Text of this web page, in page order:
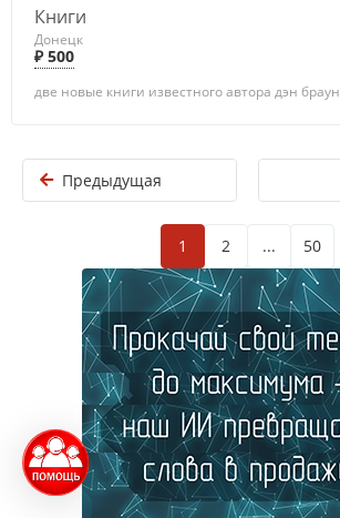
Книги
Донецк
₽ 500
две новые книги известного автора дэн браун
Предыдущая
1 2 ... 50